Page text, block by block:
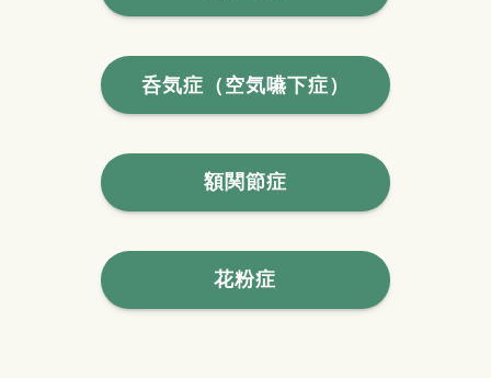
呑気症（空気嚥下症）
額関節症
花粉症